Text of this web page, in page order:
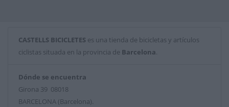
CASTELLS BICICLETES es una tienda de bicicletas y artículos
ciclistas situada en la provincia de Barcelona.
Dónde se encuentra
Girona 39 08018
BARCELONA (Barcelona).